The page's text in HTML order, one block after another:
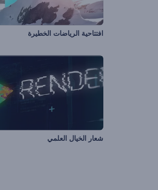
افتتاحية الرياضات الخطيرة
شعار الخيال العلمي